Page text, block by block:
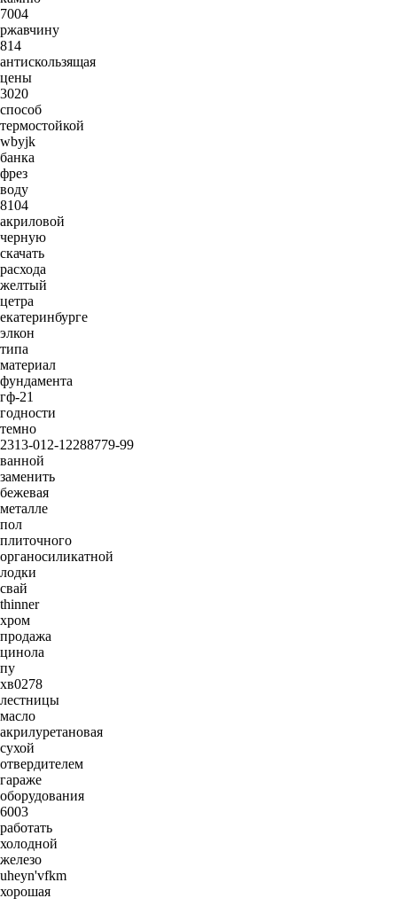
7004
ржавчину
814
антискользящая
цены
3020
способ
термостойкой
wbyjk
банка
фрез
воду
8104
акриловой
черную
скачать
расхода
желтый
цетра
екатеринбурге
элкон
типа
материал
фундамента
гф-21
годности
темно
2313-012-12288779-99
ванной
заменить
бежевая
металле
пол
плиточного
органосиликатной
лодки
свай
thinner
хром
продажа
цинола
пу
хв0278
лестницы
масло
акрилуретановая
сухой
отвердителем
гараже
оборудования
6003
работать
холодной
железо
uheyn'vfkm
хорошая